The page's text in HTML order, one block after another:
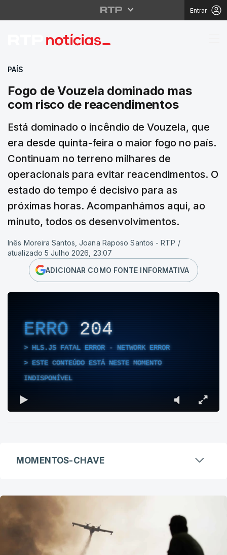
Entrar
Fogo de Vouzela
PAÍS
Fogo de Vouzela dominado mas
com risco de reacendimentos
Está dominado o incêndio de Vouzela, que
era desde quinta-feira o maior fogo no país.
Continuam no terreno milhares de
operacionais para evitar reacendimentos. O
estado do tempo é decisivo para as
próximas horas. Acompanhámos aqui, ao
minuto, todos os desenvolvimentos.
Inês Moreira Santos, Joana Raposo Santos - RTP /
atualizado 5 Julho 2026, 23:07
ADICIONAR COMO FONTE INFORMATIVA
ERRO204
HLS.JS FATAL ERROR - NETWORK ERROR
ESTE CONTEÚDO ESTÁ NESTE MOMENTO
INDISPONÍVEL
MOMENTOS-CHAVE